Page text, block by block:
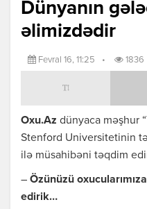
Dünyanın
əlimizdədir
Fevral 16, 11:25 • 1836
Oxu.Az dünyaca məşhur
Stenford Universitetinin
ilə müsahibəni təqdim
– Özünüzü
edirik…